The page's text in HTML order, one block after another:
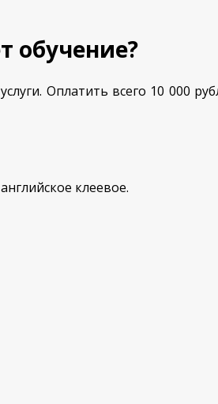
обучение?
Оплатить всего 10 000
клеевое.